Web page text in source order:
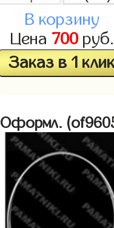
В корзину
Цена 700руб.
Заказ в 1
Оформл.